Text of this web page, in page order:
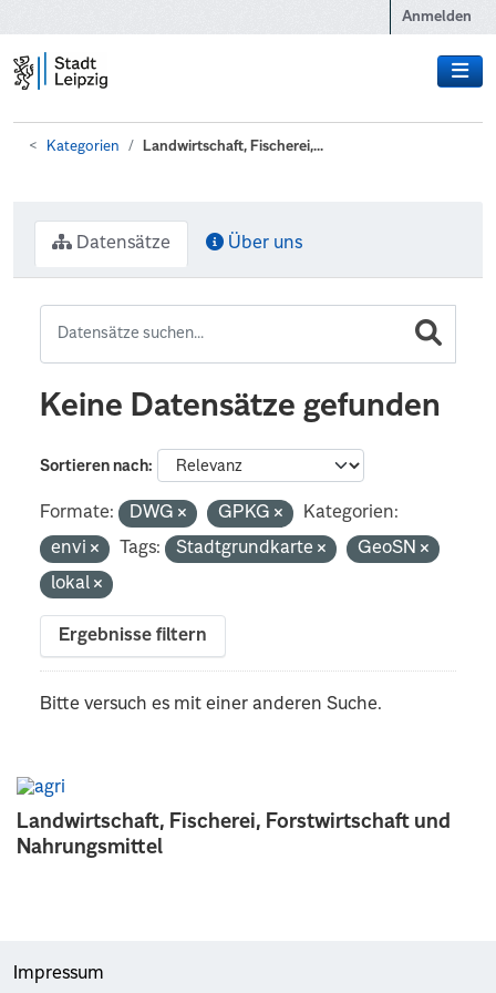
Anmelden
Kategorien Landwirtschaft, Fischerei,...
Landwirtschaft, Fischerei, Forstwirtschaft und
Nahrungsmittel
Datensätze Über uns
Keine Datensätze gefunden
Sortieren nach
Formate: DWG GPKG
Kategorien:
envi
Tags: Stadtgrundkarte
GeoSN
lokal
Ergebnisse filtern
Bitte versuch es mit einer anderen Suche.
Impressum